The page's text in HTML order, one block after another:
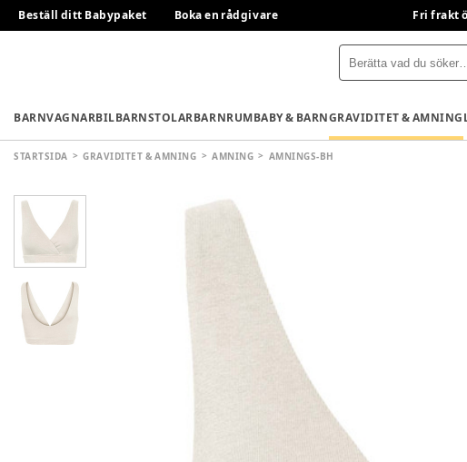
Beställ ditt Babypaket Boka en rådgivare Fri frakt
BARNVAGNARBILBARNSTOLARBARNRUMBABY & BARNGRAVIDITET & AMNING
STARTSIDA GRAVIDITET & AMNING AMNING AMNINGS-BH